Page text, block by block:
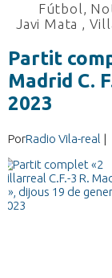
Fútbol,
Javi Mata ,
Partit
Madrid C.
2023
PorRadio Vila-real |